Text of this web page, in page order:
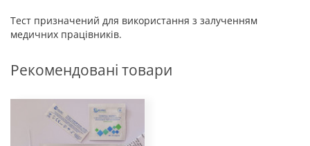
Тест призначений для використання з залученням
медичних працівників.
Рекомендовані товари